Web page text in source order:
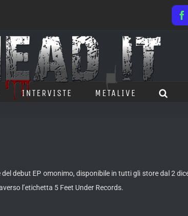
INTERVISTE METALIVE
debut EP omonimo, disponibile in tutti gli store dal 2
l’etichetta 5 Feet Under Records.